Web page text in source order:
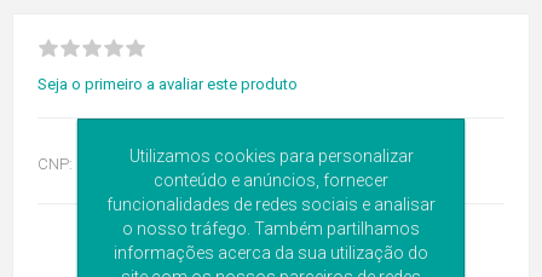
Seja o primeiro a avaliar este produto
CNP: 6184788Utilizamos cookies para personalizar
conteúdo e anúncios, fornecer
funcionalidades de redes sociais e analisar
o nosso tráfego. Também partilhamos
informações acerca da sua utilização do